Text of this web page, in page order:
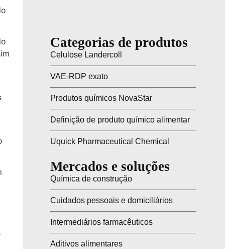
Categorias de produtos
Celulose Landercoll
VAE-RDP exato
Produtos químicos NovaStar
Definição de produto químico alimentar
Uquick Pharmaceutical Chemical
Mercados e soluções
Química de construção
Cuidados pessoais e domiciliários
Intermediários farmacêuticos
Aditivos alimentares